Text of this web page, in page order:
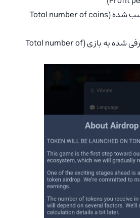
2. تعداد کل سکه‌های کسب شده (Total number of coins
3. تعداد کل دوستان معرفی شده به بازی (Total number of